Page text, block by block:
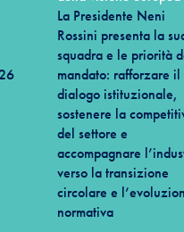
La Presidente Neni
Rossini presenta la
squadra e le priorità
mandato: rafforzare il
dialogo istituzionale,
sostenere la
del settore e
accompagnare
verso la transizione
circolare e
normativa